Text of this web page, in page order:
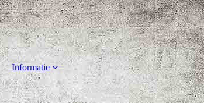
Informatie